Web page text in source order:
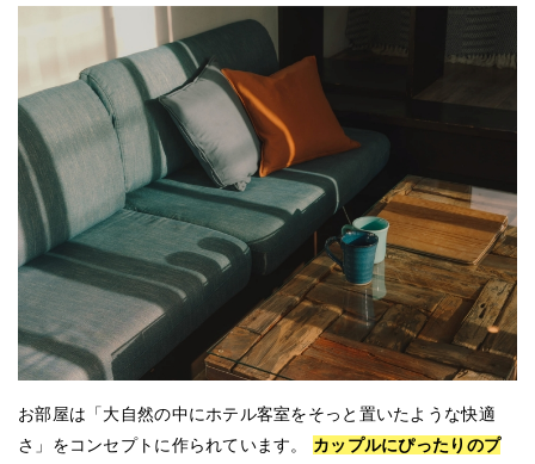
お部屋は「大自然の中にホテル客室をそっと置いたような快適
さ」をコンセプトに作られています。 カップルにぴったりのプ